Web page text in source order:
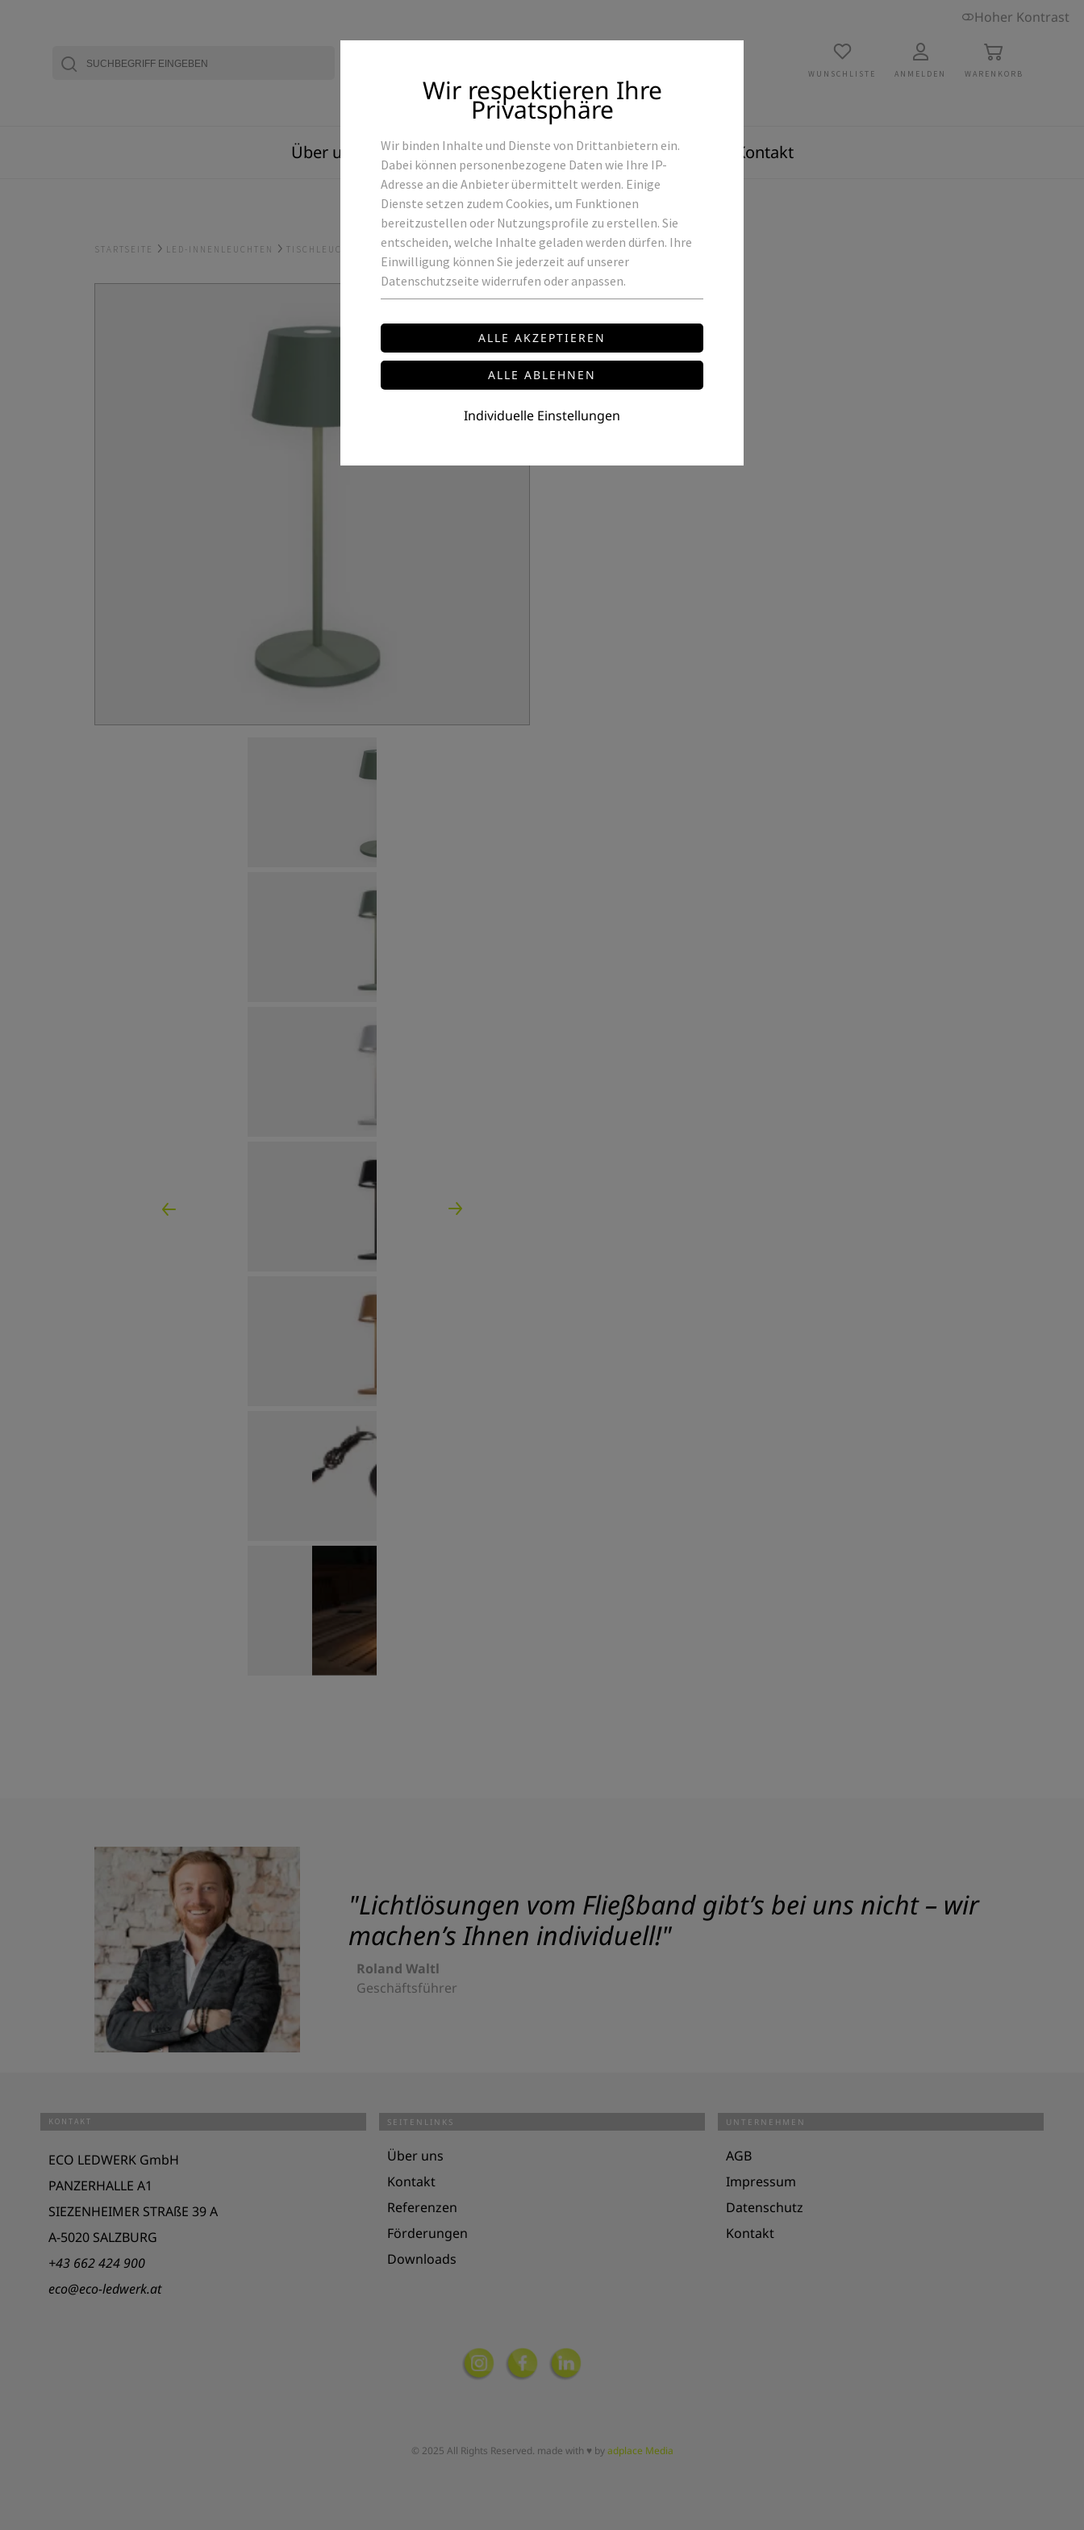
Hoher Kontrast
WUNSCHLISTE ANMELDEN WARENKORB
Über uns Produkte Referenzen Kontakt
STARTSEITE LED-INNENLEUCHTEN TISCHLEUCHTEN ROXY-MINI
ROXY-MINI
LED Tischleuchte mini
Leistung: 2 W
Preis auf Anfrage
Wir respektieren Ihre
Privatsphäre
Wir binden Inhalte und Dienste von Drittanbietern ein.
Dabei können personenbezogene Daten wie Ihre IP-
Adresse an die Anbieter übermittelt werden. Einige
Dienste setzen zudem Cookies, um Funktionen
bereitzustellen oder Nutzungsprofile zu erstellen. Sie
entscheiden, welche Inhalte geladen werden dürfen. Ihre
Einwilligung können Sie jederzeit auf unserer
Datenschutzseite widerrufen oder anpassen.
Individuelle Einstellungen
"Lichtlösungen vom Fließband gibt’s bei uns nicht – wir
machen’s Ihnen individuell!"
Roland Waltl
Geschäftsführer
KONTAKT
ECO LEDWERK GmbH
PANZERHALLE A1
SIEZENHEIMER STRAßE 39 A
A-5020 SALZBURG
+43 662 424 900
eco@eco-ledwerk.at
SEITENLINKS
Über uns
Kontakt
Referenzen
Förderungen
Downloads
UNTERNEHMEN
AGB
Impressum
Datenschutz
Kontakt
© 2025 All Rights Reserved. made with ♥ byadplace Media